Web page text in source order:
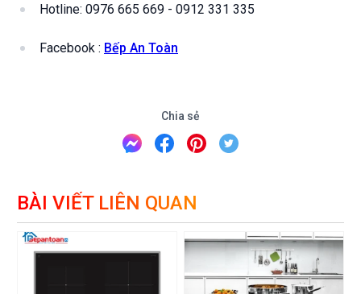
Hotline: 0976 665 669 - 0912 331 335
Facebook : Bếp An Toàn
Chia sẻ
BÀI VIẾT LIÊN QUAN